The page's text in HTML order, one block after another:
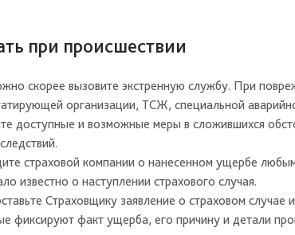
при происшествии
скорее вызовите экстренную службу. При
организации, ТСЖ, специальной
доступные и возможные меры в сложившихся
страховой компании о нанесенном ущербе
известно о наступлении страхового случая.
Страховщику заявление о страховом
фиксируют факт ущерба, его причину и детали